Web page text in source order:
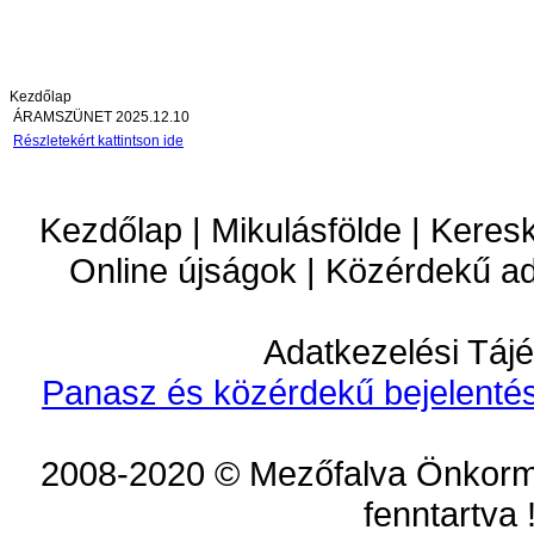
Kezdőlap
ÁRAMSZÜNET 2025.12.10
Részletekért kattintson ide
Kezdőlap | Mikulásfölde |
Online újságok | Közérdekű
Adatkezelési
Panasz és közérdekű
2008-2020 © Mezőfalva
fenntartva